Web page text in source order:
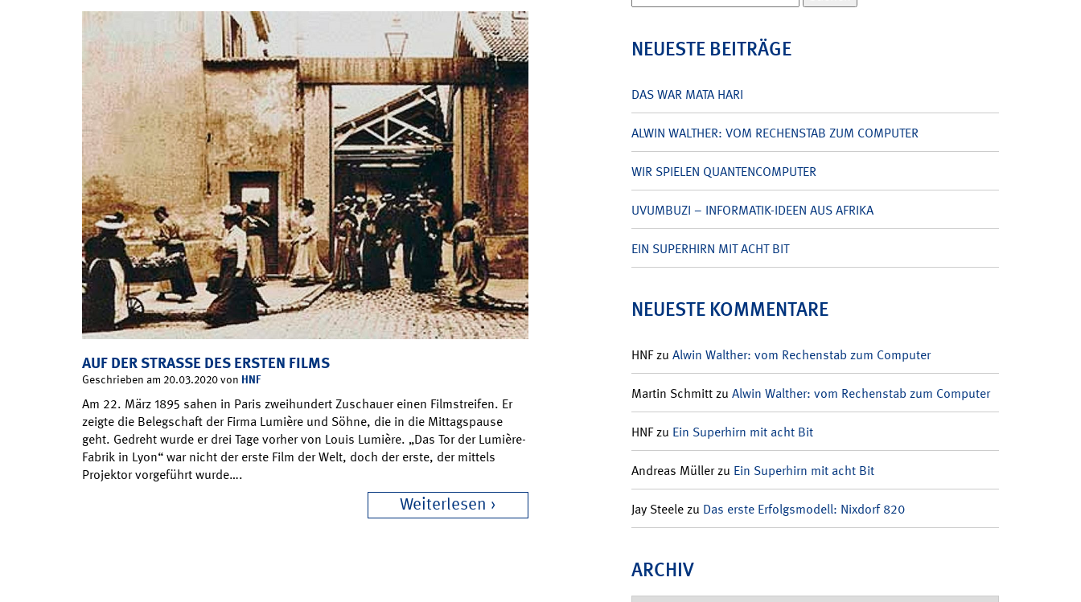
AUF DER STRASSE DES ERSTEN FILMS
Geschrieben am 20.03.2020 von HNF
Am 22. März 1895 sahen in Paris zweihundert Zuschauer einen Filmstreifen. Er
zeigte die Belegschaft der Firma Lumière und Söhne, die in die Mittagspause
geht. Gedreht wurde er drei Tage vorher von Louis Lumière. „Das Tor der Lumière-
Fabrik in Lyon“ war nicht der erste Film der Welt, doch der erste, der mittels
Projektor vorgeführt wurde….
Weiterlesen
nach:
NEUESTE BEITRÄGE
DAS WAR MATA HARI
ALWIN WALTHER: VOM RECHENSTAB ZUM COMPUTER
WIR SPIELEN QUANTENCOMPUTER
UVUMBUZI – INFORMATIK-IDEEN AUS AFRIKA
EIN SUPERHIRN MIT ACHT BIT
NEUESTE KOMMENTARE
HNFzu Alwin Walther: vom Rechenstab zum Computer
Martin Schmittzu Alwin Walther: vom Rechenstab zum Computer
HNFzu Ein Superhirn mit acht Bit
Andreas Müllerzu Ein Superhirn mit acht Bit
Jay Steelezu Das erste Erfolgsmodell: Nixdorf 820
ARCHIV